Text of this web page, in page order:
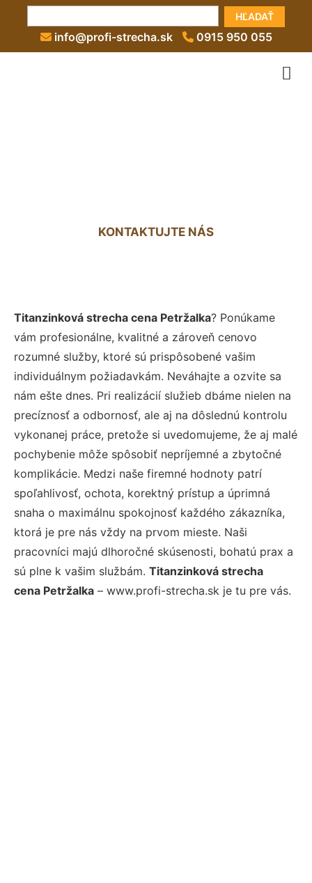
HĽADAŤ
info@profi-strecha.sk 0915 950 055
KONTAKTUJTE NÁS
Titanzinková strecha cena Petržalka? Ponúkame
vám profesionálne, kvalitné a zároveň cenovo
rozumné služby, ktoré sú prispôsobené vašim
individuálnym požiadavkám. Neváhajte a ozvite sa
nám ešte dnes. Pri realizácií služieb dbáme nielen na
precíznosť a odbornosť, ale aj na dôslednú kontrolu
vykonanej práce, pretože si uvedomujeme, že aj malé
pochybenie môže spôsobiť nepríjemné a zbytočné
komplikácie. Medzi naše firemné hodnoty patrí
spoľahlivosť, ochota, korektný prístup a úprimná
snaha o maximálnu spokojnosť každého zákazníka,
ktorá je pre nás vždy na prvom mieste. Naši
pracovníci majú dlhoročné skúsenosti, bohatú prax a
sú plne k vašim službám. Titanzinková strecha
cena Petržalka – www.profi-strecha.sk je tu pre vás.